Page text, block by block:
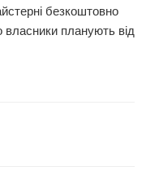
безкоштовно
власники планують від